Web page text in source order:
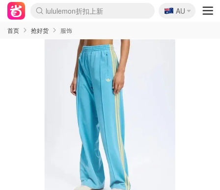
lululemon折扣上新
Sasa美妆护肤3.5折
SSENSE年中2.5折
FreshBeauty好价汇总
Cettire降价+叠9折
WWS Coles超市实拍
viagogo二手票捡漏
Myer超级周末
The Outnet奢牌1折起
David Jones 3折起
Flannels大牌1折
Perfumes Club护肤1折
AMIRO面罩$251
Amazon折扣汇总
eToro入金$200送$50
Amazon数码好物
ICONIC本周7.5折
ThedoubleF高奢地板价
Moose Knuckles 6折
丝芙兰5折起
EUFY摄像头$98
Selenichast首饰2折
Trip机票酒店促销
YSL送5件彩妆礼
Amazon家居好物
Amazon美妆护肤
雅漾大喷$8
过敏原检测盒$33
伊索独家赠50ml沐浴露
科颜氏高保湿面霜$29
SEALIFE海洋馆门票6折
丝塔芙大白罐$16
订阅Newsletter送香薰
Cult Beauty 6.8折
Harrods圣诞日历$525
LN-CC奢牌私促3折
d'Alba空姐喷雾$16
EVE LOM套装£56
Bernardelli独家4折
Adore Beauty 6折起
CT圣诞日历
Mytheresa奢品2.7折
Luxury Escapes 9折
Currentbody美容仪$881
MOON Garden Live
Roborock扫地机$649
Tingo Life水杯$24
Valentino官网5折
CR洗护套装$23
修丽可4件套$159
Myer彩妆2件7折
GANNI官网4.5折
Stylevana韩妆4折
Tessabit高奢8.5折
OGX洗发水$11
Amazon阿德莱德次日达
卡诗8.5折+赠礼
Philips Hue灯具8折
🇦🇺
AU
首页 抢好货 服饰